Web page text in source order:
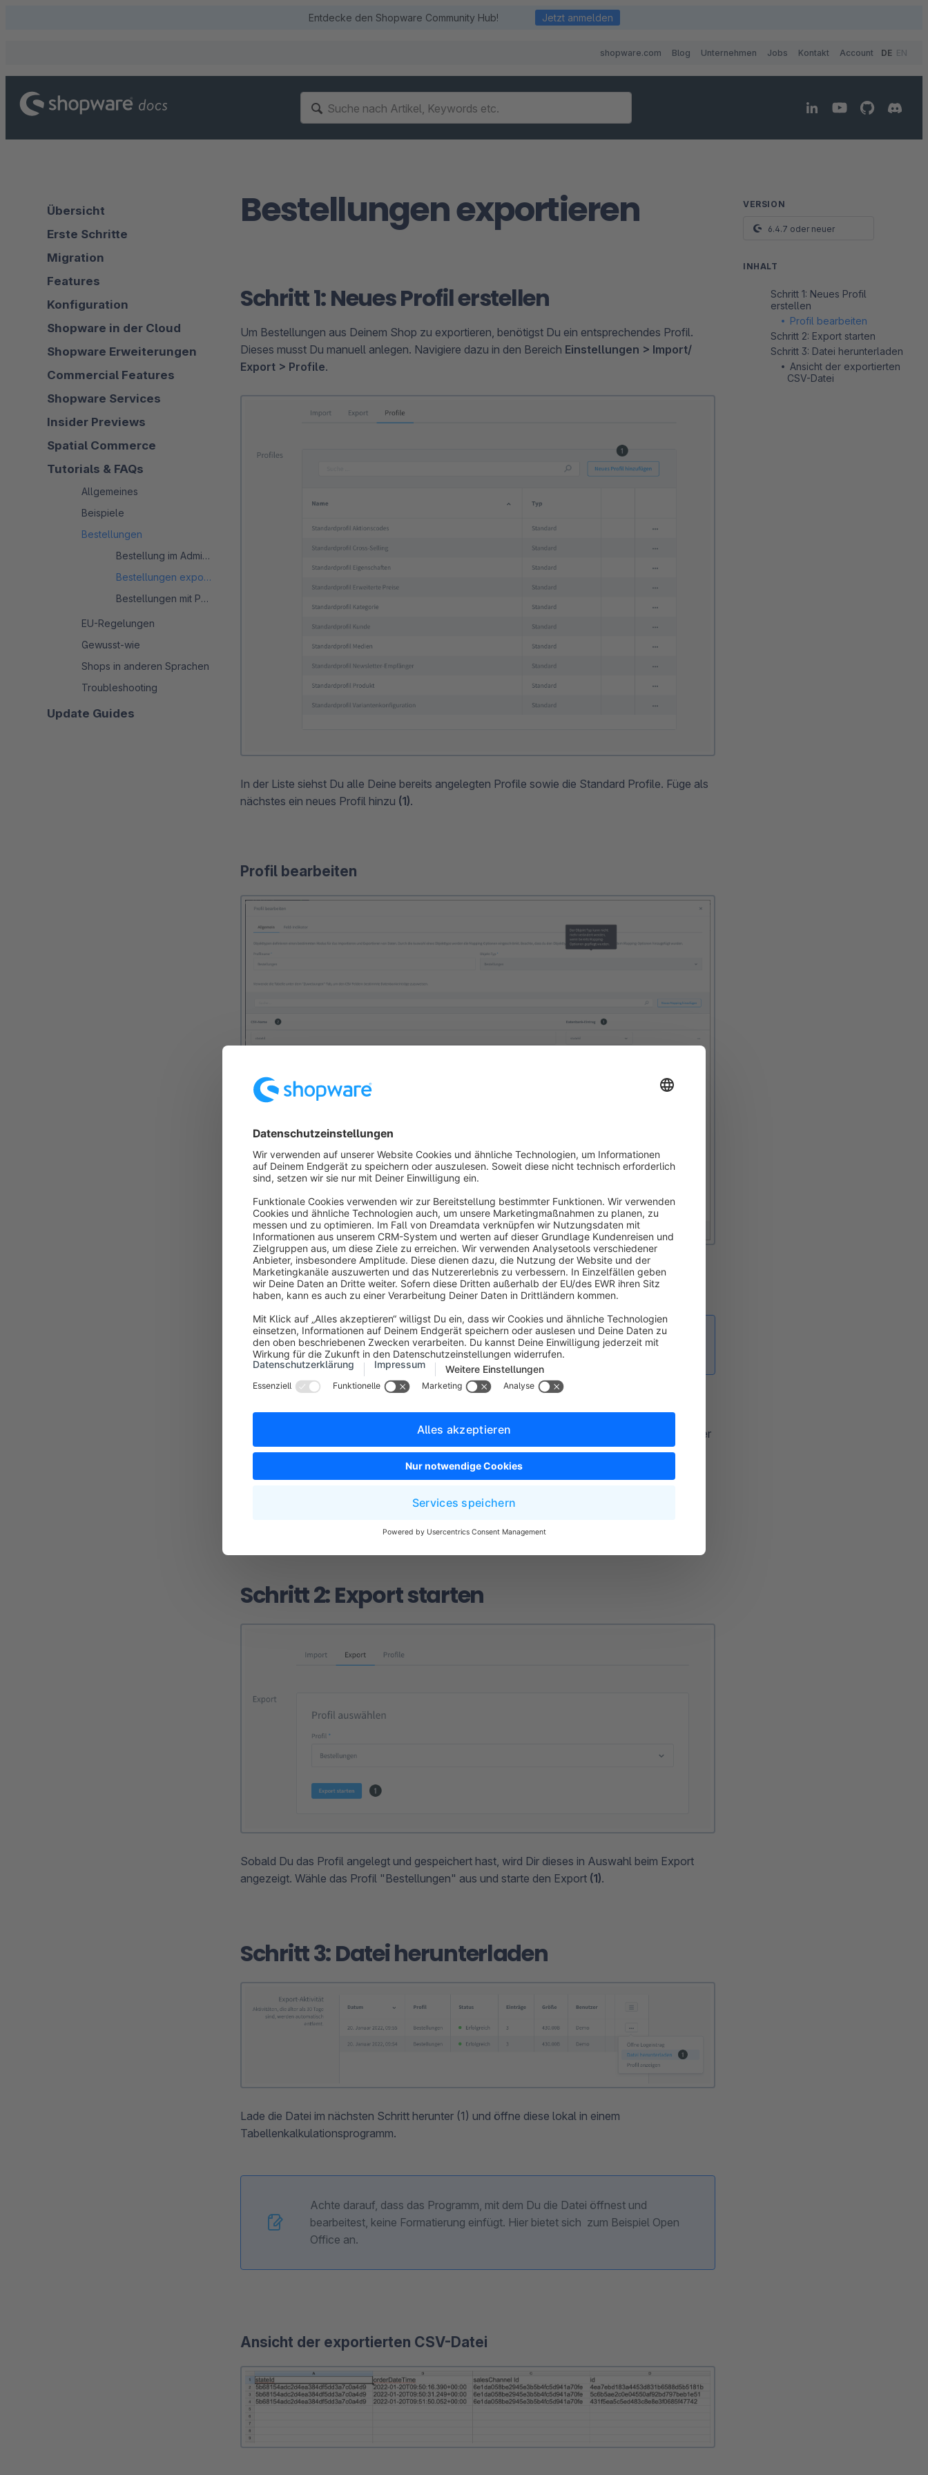
Entdecke den Shopware Community Hub! Jetzt anmelden
shopware.com Blog Unternehmen Jobs Kontakt Account DE EN
Übersicht
Erste Schritte
Migration
Features
Konfiguration
Shopware in der Cloud
Shopware Erweiterungen
Commercial Features
Shopware Services
Insider Previews
Spatial Commerce
Tutorials & FAQs
Allgemeines
Beispiele
Bestellungen
Bestellung im Admin anlegen
Bestellungen exportieren
Bestellungen mit PayPal
EU-Regelungen
Gewusst-wie
Shops in anderen Sprachen
Troubleshooting
Update Guides
Bestellungen exportieren
Schritt 1: Neues Profil erstellen
Um Bestellungen aus Deinem Shop zu exportieren, benötigst Du ein entsprechendes Profil.
Dieses musst Du manuell anlegen. Navigiere dazu in den Bereich Einstellungen > Import/
Export > Profile.
In der Liste siehst Du alle Deine bereits angelegten Profile sowie die Standard Profile. Füge als
nächstes ein neues Profil hinzu (1).
Profil bearbeiten
Um Bestellungen zu exportieren, muss das Profil folgende Pflichtfelder enthalten:
id,salesChannelId ,orderDateTime,stateId.
Ohne diese Pflichtfelder ist es nicht möglich, Bestellungen zu exportieren. Hinterlege also
zuallererst diese Pflichtfelder in dem Profil. Die Pflichtfelder kannst Du in dem Dropdown in der
Spalte "Datenbank-Eintrag" auswählen(1). Zusätzlich zu den Pflichtfelder kannst Du auch
weitere Felder hinterlegen. Die zur Verfügung stehenden Felder werden Dir ebenfalls im
kannst Du die Felder benennen. Der Name fungiert gleichzeitig als
Schritt 2: Export starten
Sobald Du das Profil angelegt und gespeichert hast, wird Dir dieses in Auswahl beim Export
angezeigt. Wähle das Profil "Bestellungen" aus und starte den Export (1).
Schritt 3: Datei herunterladen
Lade die Datei im nächsten Schritt herunter (1) und öffne diese lokal in einem
Tabellenkalkulationsprogramm.
Achte darauf, dass das Programm, mit dem Du die Datei öffnest und
bearbeitest, keine Formatierung einfügt. Hier bietet sich zum Beispiel Open
Office an.
Ansicht der exportierten CSV-Datei
VERSION
6.4.7 oder neuer
INHALT
Schritt 1: Neues Profil
erstellen
Profil bearbeiten
Schritt 2: Export starten
Schritt 3: Datei herunterladen
Ansicht der exportierten
CSV-Datei